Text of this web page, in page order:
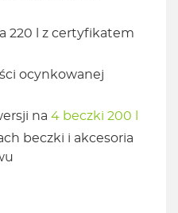
220 l z certyfikatem
ocynkowanej
na 4 beczki 200 l
beczki i akcesoria